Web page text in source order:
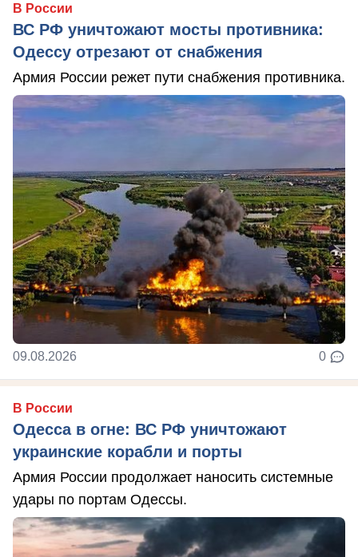
В России
ВС РФ уничтожают мосты противника:
Одессу отрезают от снабжения
Армия России режет пути снабжения противника.
09.08.2026 0
В России
Одесса в огне: ВС РФ уничтожают
украинские корабли и порты
Армия России продолжает наносить системные
удары по портам Одессы.